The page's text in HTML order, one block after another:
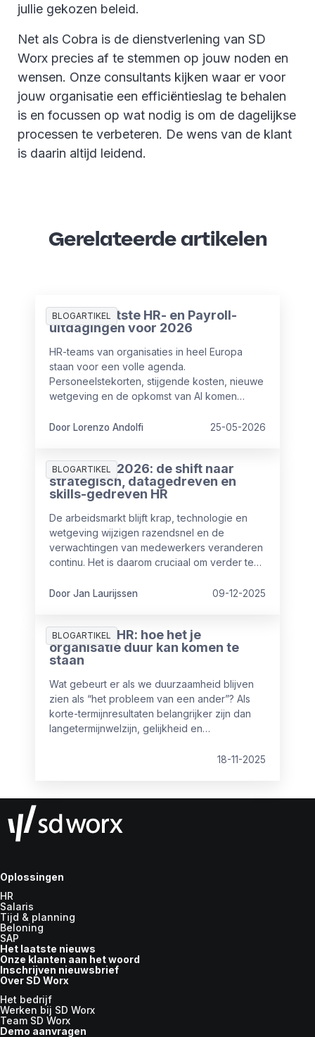
jullie gekozen beleid.
Net als Cobra is de dienstverlening van SD
Worx precies af te stemmen op jouw noden en
wensen. Onze consultants kijken waar er voor
jouw organisatie een efficiëntieslag te behalen
is en focussen op wat nodig is om de dagelijkse
processen te verbeteren. De wens van de klant
is daarin altijd leidend.
Gerelateerde artikelen
BLOGARTIKEL
De 10 grootste HR- en Payroll-
uitdagingen voor 2026
HR-teams van organisaties in heel Europa
staan voor een volle agenda.
Personeelstekorten, stijgende kosten, nieuwe
wetgeving en de opkomst van AI komen
uitdagingen bestaan. De vraag is welke het
Door Lorenzo Andolfi 25-05-2026
BLOGARTIKEL
HR-trends 2026: de shift naar
strategisch, datagedreven en
skills-gedreven HR
De arbeidsmarkt blijft krap, technologie en
wetgeving wijzigen razendsnel en de
verwachtingen van medewerkers veranderen
continu. Het is daarom cruciaal om verder te
groeien veel HR-afdelingen door van
In dit artikel vind je de belangrijkste HR-trends
voor 2026, met concrete inzichten en
praktische stappen om vandaag al mee te
starten.
Door Jan Laurijssen 09-12-2025
BLOGARTIKEL
Duurzaam HR: hoe het je
organisatie duur kan komen te
staan
Wat gebeurt er als we duurzaamheid blijven
zien als “het probleem van een ander”? Als
korte-termijnresultaten belangrijker zijn dan
langetermijnwelzijn, gelijkheid en
sneller groeien dan de systemen die hen18-11-2025
Oplossingen
HR
Salaris
Tijd & planning
Beloning
SAP
Het laatste nieuws
Onze klanten aan het woord
Inschrijven nieuwsbrief
Over SD Worx
Het bedrijf
Werken bij SD Worx
Team SD Worx
Demo aanvragen